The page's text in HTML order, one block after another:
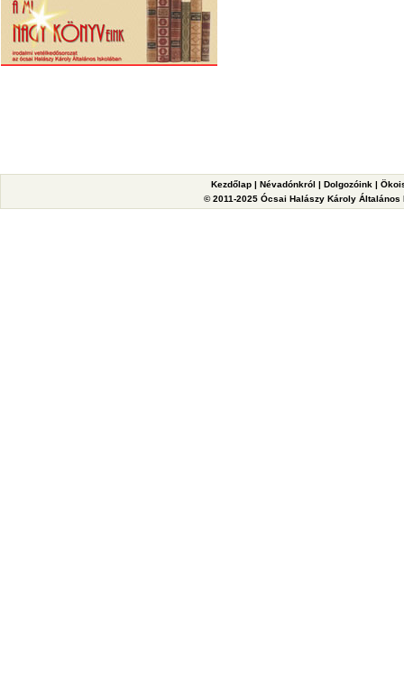
Kezdőlap | Névadónkról | Dolgozóink |
© 2011-2025 Ócsai Halászy Károly